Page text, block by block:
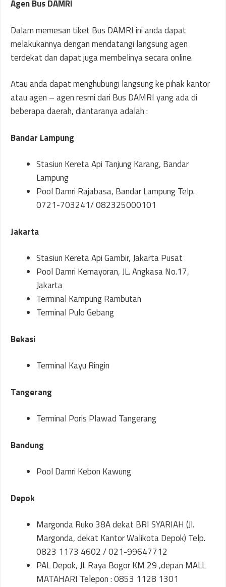
Agen Bus DAMRI
Dalam memesan tiket Bus DAMRI ini anda dapat
melakukannya dengan mendatangi langsung agen
terdekat dan dapat juga membelinya secara online.
Atau anda dapat menghubungi langsung ke pihak kantor
atau agen – agen resmi dari Bus DAMRI yang ada di
beberapa daerah, diantaranya adalah :
Bandar Lampung
Stasiun Kereta Api Tanjung Karang, Bandar
Lampung
Pool Damri Rajabasa, Bandar Lampung Telp.
0721-703241/ 082325000101
Jakarta
Stasiun Kereta Api Gambir, Jakarta Pusat
Pool Damri Kemayoran, JL. Angkasa No.17,
Jakarta
Terminal Kampung Rambutan
Terminal Pulo Gebang
Bekasi
Terminal Kayu Ringin
Tangerang
Terminal Poris Plawad Tangerang
Bandung
Pool Damri Kebon Kawung
Depok
Margonda Ruko 38A dekat BRI SYARIAH (Jl.
Margonda, dekat Kantor Walikota Depok) Telp.
0823 1173 4602 / 021-99647712
PAL Depok, Jl. Raya Bogor KM 29 ,depan MALL
MATAHARI Telepon : 0853 1128 1301